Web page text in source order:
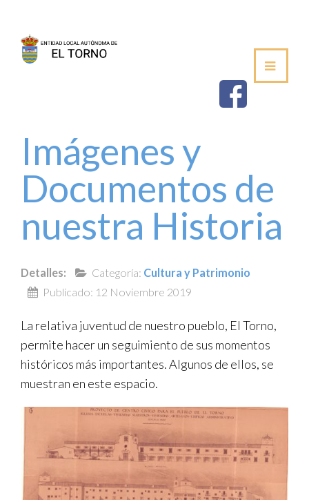
SALUDA DEL ALCALDE
CORPORACIÓN MUNICIPAL
VOCALÍAS / DELEGACIONES
PERFIL DE CONTRATANTE
TRANSPARENCIA
Imágenes y
Documentos de
nuestra Historia
Detalles: Categoría: Cultura y Patrimonio
Publicado: 12 Noviembre 2019
La relativa juventud de nuestro pueblo, El Torno,
permite hacer un seguimiento de sus momentos
históricos más importantes. Algunos de ellos, se
muestran en este espacio.